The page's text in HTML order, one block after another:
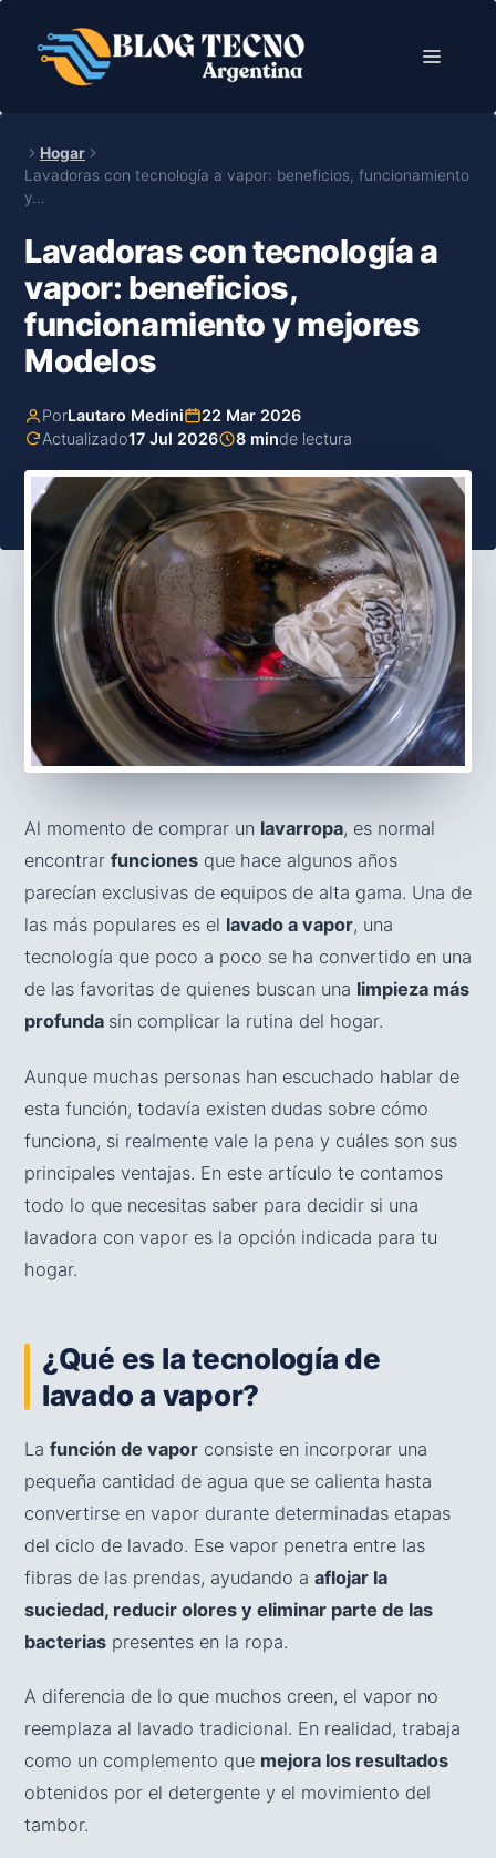
contenido
Menú
Hogar
Lavadoras con tecnología a vapor: beneficios, funcionamiento
y…
Lavadoras con tecnología a
vapor: beneficios,
funcionamiento y mejores
Modelos
PorLautaro Medini
22 Mar 2026
Actualizado17 Jul 2026 8 minde lectura
Al momento de comprar un lavarropa, es normal
encontrar funciones que hace algunos años
parecían exclusivas de equipos de alta gama. Una de
las más populares es el lavado a vapor, una
tecnología que poco a poco se ha convertido en una
de las favoritas de quienes buscan una limpieza más
profunda sin complicar la rutina del hogar.
Aunque muchas personas han escuchado hablar de
esta función, todavía existen dudas sobre cómo
funciona, si realmente vale la pena y cuáles son sus
principales ventajas. En este artículo te contamos
todo lo que necesitas saber para decidir si una
lavadora con vapor es la opción indicada para tu
hogar.
¿Qué es la tecnología de
lavado a vapor?
La función de vapor consiste en incorporar una
pequeña cantidad de agua que se calienta hasta
convertirse en vapor durante determinadas etapas
del ciclo de lavado. Ese vapor penetra entre las
fibras de las prendas, ayudando a aflojar la
suciedad, reducir olores y eliminar parte de las
bacterias presentes en la ropa.
A diferencia de lo que muchos creen, el vapor no
reemplaza al lavado tradicional. En realidad, trabaja
como un complemento que mejora los resultados
obtenidos por el detergente y el movimiento del
tambor.